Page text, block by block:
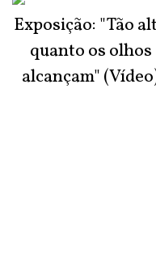
Exposição: "Tão
quanto os olhos
alcançam"